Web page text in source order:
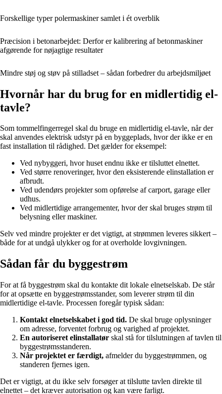
Forskellige typer polermaskiner samlet i ét overblik
Præcision i betonarbejdet: Derfor er kalibrering af betonmaskiner
afgørende for nøjagtige resultater
Mindre støj og støv på stilladset – sådan forbedrer du arbejdsmiljøet
Hvornår har du brug for en midlertidig el-
tavle?
Som tommelfingerregel skal du bruge en midlertidig el-tavle, når der
skal anvendes elektrisk udstyr på en byggeplads, hvor der ikke er en
fast installation til rådighed. Det gælder for eksempel:
Ved nybyggeri, hvor huset endnu ikke er tilsluttet elnettet.
Ved større renoveringer, hvor den eksisterende elinstallation er
afbrudt.
Ved udendørs projekter som opførelse af carport, garage eller
udhus.
Ved midlertidige arrangementer, hvor der skal bruges strøm til
belysning eller maskiner.
Selv ved mindre projekter er det vigtigt, at strømmen leveres sikkert –
både for at undgå ulykker og for at overholde lovgivningen.
Sådan får du byggestrøm
For at få byggestrøm skal du kontakte dit lokale elnetselskab. De står
for at opsætte en byggestrømsstander, som leverer strøm til din
midlertidige el-tavle. Processen foregår typisk sådan:
Kontakt elnetselskabet i god tid. De skal bruge oplysninger
om adresse, forventet forbrug og varighed af projektet.
En autoriseret elinstallatør skal stå for tilslutningen af tavlen til
byggestrømsstanderen.
Når projektet er færdigt, afmelder du byggestrømmen, og
standeren fjernes igen.
Det er vigtigt, at du ikke selv forsøger at tilslutte tavlen direkte til
elnettet – det kræver autorisation og kan være farligt.